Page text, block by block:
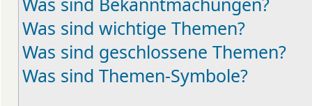
Was sind wichtige Themen?
Was sind geschlossene Themen?
Was sind Themen-Symbole?